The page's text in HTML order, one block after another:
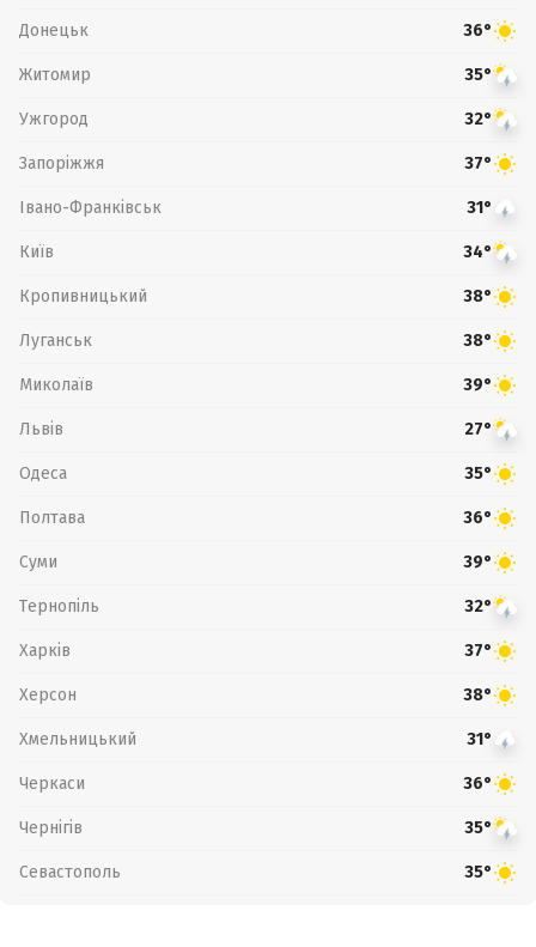
Донецьк 36°
Житомир 35°
Ужгород 32°
Запоріжжя 37°
Івано-Франківськ 31°
Київ 34°
Кропивницький 38°
Луганськ 38°
Миколаїв 39°
Львів 27°
Одеса 35°
Полтава 36°
Суми 39°
Тернопіль 32°
Харків 37°
Херсон 38°
Хмельницький 31°
Черкаси 36°
Чернігів 35°
Севастополь 35°